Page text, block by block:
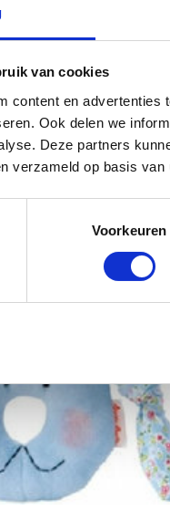
van cookies
content en
Ook delen we
Deze partners
verzameld op basis
Voorkeuren